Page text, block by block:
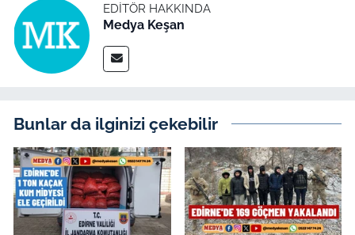
EDITÖR HAKKINDA
Medya Keşan
Bunlar da ilginizi çekebilir
Bilim Teknoloji
English News
Finans
Genel-A
Gündem-Eğitim